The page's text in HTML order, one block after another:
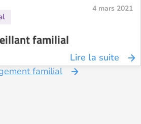
4 mars 2021
familial
Lire la suite
familial